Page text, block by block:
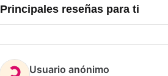
Principales reseñas para ti
Usuario anónimo